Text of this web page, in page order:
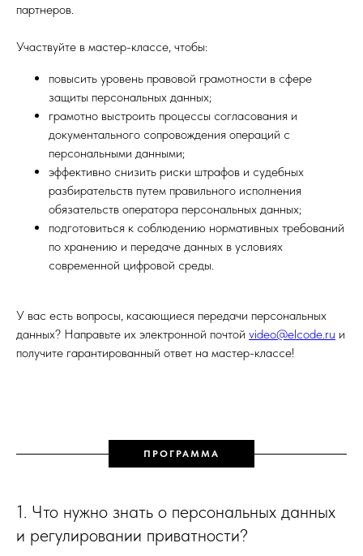
партнеров.
Участвуйте в мастер-классе, чтобы:
повысить уровень правовой грамотности в сфере
защиты персональных данных;
грамотно выстроить процессы согласования и
документального сопровождения операций с
персональными данными;
эффективно снизить риски штрафов и судебных
разбирательств путем правильного исполнения
обязательств оператора персональных данных;
подготовиться к соблюдению нормативных требований
по хранению и передаче данных в условиях
современной цифровой среды.
У вас есть вопросы, касающиеся передачи персональных
данных? Направьте их электронной почтой video@elcode.ru и
получите гарантированный ответ на мастер-классе!
ПРОГРАММА
1. Что нужно знать о персональных данных
и регулировании приватности?